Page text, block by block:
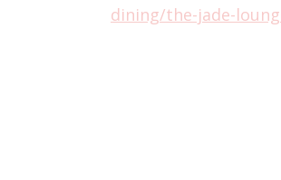
dining/the-jade-